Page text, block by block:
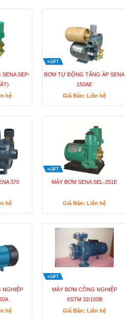
SENA SEP-
hệ
BƠM TỰ ĐỘNG TĂNG ÁP SENA
150AE
Giá Bán: Liên hệ
370
hệ
MÁY BƠM SENA SEL-251E
Giá Bán: Liên hệ
NGHIỆP
hệ
MÁY BƠM CÔNG NGHIỆP
XSTM 32/160B
Giá Bán: Liên hệ